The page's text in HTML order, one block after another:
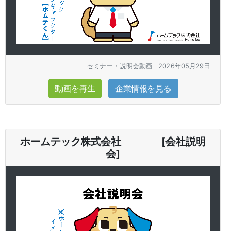
セミナー・説明会動画 2026年05月29日
動画を再生 企業情報を見る
ホームテック株式会社 [会社説明
会]